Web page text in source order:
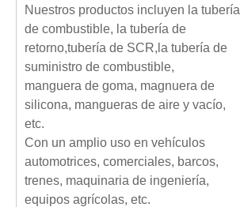
Nuestros productos incluyen la tubería
de combustible, la tubería de
retorno,tubería de SCR,la tubería de
suministro de combustible,
manguera de goma, magnuera de
silicona, mangueras de aire y vacío,
etc.
Con un amplio uso en vehículos
automotrices, comerciales, barcos,
trenes, maquinaria de ingeniería,
equipos agrícolas, etc.